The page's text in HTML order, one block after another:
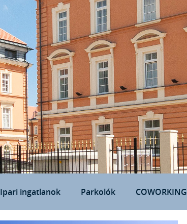
Ipari ingatlanok Parkolók COWORKING